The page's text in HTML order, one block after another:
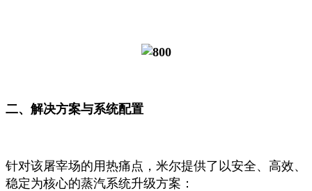
二、解决方案与系统配置
针对该屠宰场的用热痛点，米尔提供了以安全、高效、
稳定为核心的蒸汽系统升级方案：